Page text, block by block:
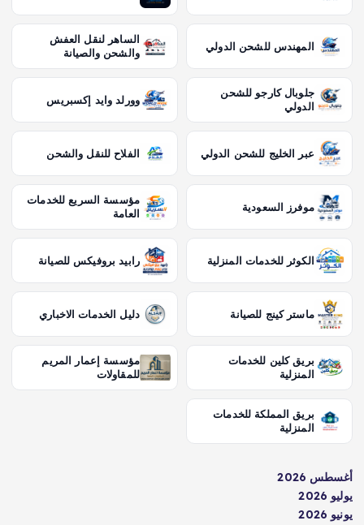
المهندس للشحن الدولي
الساهر لنقل العفش
والشحن والصيانة
جلوبال كارجو للشحن
الدولي
وورلد وايد إكسبريس
عبر الخليج للشحن الدولي الفلاح للنقل والشحن
موفرز السعودية
مؤسسة السريع للخدمات
العامة
الكوثر للخدمات المنزلية رابيد بروفيكس للصيانة
ماستر كينج للصيانة دليل الخدمات الاخباري
بريق كلين للخدمات
المنزلية
مؤسسة إعمار المريم
للمقاولات
بريق المملكة للخدمات
المنزلية
أغسطس 2026
يوليو 2026
يونيو 2026